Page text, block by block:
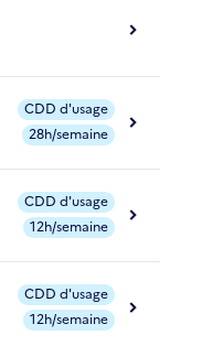
CDD d'usage
28h/semaine
CDD d'usage
12h/semaine
CDD d'usage
12h/semaine